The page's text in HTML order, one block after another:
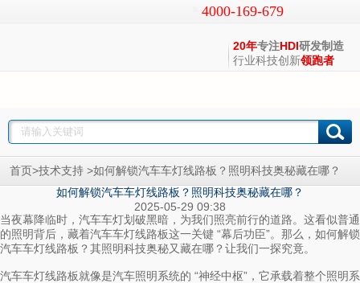
4000-169-679
20年专注HDI研发制造
行业科技创新领跑者
首页 >技术支持 >如何解锁汽车车灯线路板？照明科技奥秘藏在哪？
如何解锁汽车车灯线路板？照明科技奥秘藏在哪？
2025-05-29 09:38
当夜幕降临时，汽车车灯划破黑暗，为我们照亮前行的道路。这看似普通
的照明背后，藏着汽车车灯线路板这一关键 “幕后功臣”。那么，如何解锁
汽车车灯线路板？其照明科技奥秘又藏在哪？让我们一探究竟。​
汽车车灯线路板就像是汽车照明系统的 “神经中枢”，它承载着整个照明系